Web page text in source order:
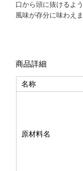
口から頭に抜けるよ
風味が存分に味わえま
商品詳細
名称
原材料名